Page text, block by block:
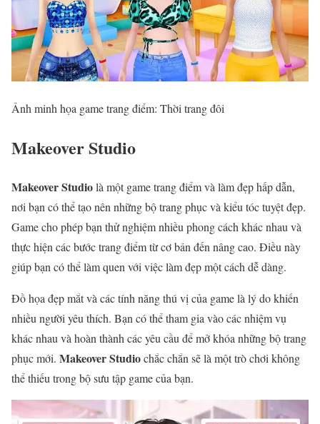
Ảnh minh họa game trang điểm: Thời trang đôi
Makeover Studio
Makeover Studiolà một game trang điểm và làm đẹp hấp dẫn,
nơi bạn có thể tạo nên những bộ trang phục và kiểu tóc tuyệt đẹp.
Game cho phép bạn thử nghiệm nhiều phong cách khác nhau và
thực hiện các bước trang điểm từ cơ bản đến nâng cao. Điều này
giúp bạn có thể làm quen với việc làm đẹp một cách dễ dàng.
Đồ họa đẹp mắt và các tính năng thú vị của game là lý do khiến
nhiều người yêu thích. Bạn có thể tham gia vào các nhiệm vụ
khác nhau và hoàn thành các yêu cầu để mở khóa những bộ trang
phục mới. Makeover Studiochắc chắn sẽ là một trò chơi không
thể thiếu trong bộ sưu tập game của bạn.